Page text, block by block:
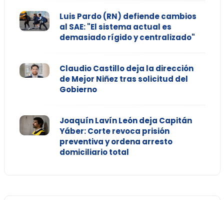
Luis Pardo (RN) defiende cambios
al SAE: "El sistema actual es
demasiado rígido y centralizado"
Claudio Castillo deja la dirección
de Mejor Niñez tras solicitud del
Gobierno
Joaquín Lavín León deja Capitán
Yáber: Corte revoca prisión
preventiva y ordena arresto
domiciliario total